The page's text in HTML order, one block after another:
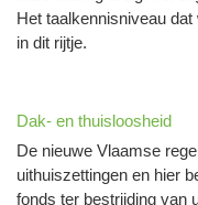
Het taalkennisniveau
in dit rijtje.
Dak- en thuisloosheid
De nieuwe Vlaamse
uithuiszettingen en hier
fonds ter bestrijding van